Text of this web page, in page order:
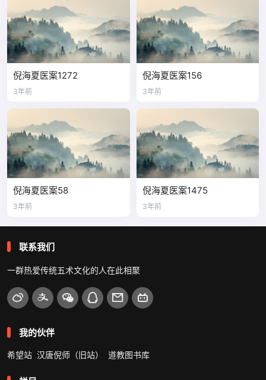
倪海夏医案1272
3年前
倪海夏医案156
3年前
倪海夏医案58
3年前
倪海夏医案1475
3年前
联系我们
一群热爱传统五术文化的人在此相聚
我的伙伴
希望站 汉唐倪师（旧站） 道教图书库